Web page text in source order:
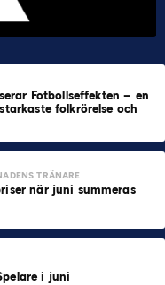
Fotbollseffekten – en
folkrörelse och
TRÄNARE
när juni summeras
i juni